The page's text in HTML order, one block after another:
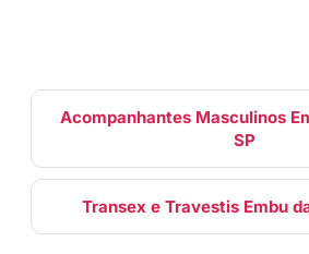
Acompanhantes Masculinos
SP
Transex e Travestis Embu